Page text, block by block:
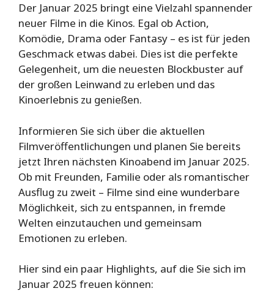
Der Januar 2025 bringt eine Vielzahl spannender
neuer Filme in die Kinos. Egal ob Action,
Komödie, Drama oder Fantasy – es ist für jeden
Geschmack etwas dabei. Dies ist die perfekte
Gelegenheit, um die neuesten Blockbuster auf
der großen Leinwand zu erleben und das
Kinoerlebnis zu genießen.
Informieren Sie sich über die aktuellen
Filmveröffentlichungen und planen Sie bereits
jetzt Ihren nächsten Kinoabend im Januar 2025.
Ob mit Freunden, Familie oder als romantischer
Ausflug zu zweit – Filme sind eine wunderbare
Möglichkeit, sich zu entspannen, in fremde
Welten einzutauchen und gemeinsam
Emotionen zu erleben.
Hier sind ein paar Highlights, auf die Sie sich im
Januar 2025 freuen können: